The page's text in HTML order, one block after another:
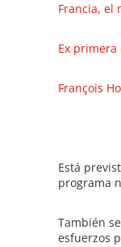
Francia, el
Ex
François
Está
programa
También
esfuerzos